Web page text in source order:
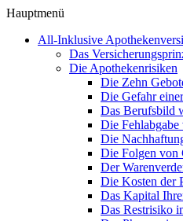
Hauptmenü
All-Inklusive
Das
Die Apothekenrisiken
Die Zehn
Die Gefahr
Das Berufsbild
Die
Die
Die Folgen von
Der
Die Kosten der
Das Kapital
Das Restrisiko